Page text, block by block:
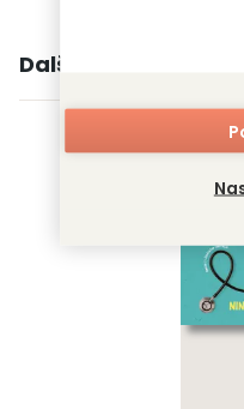
Další knihy autora